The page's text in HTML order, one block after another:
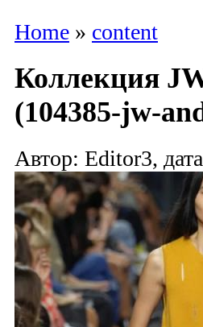
Home » content
Коллекция
(104385-jw-
Автор: Editor3,